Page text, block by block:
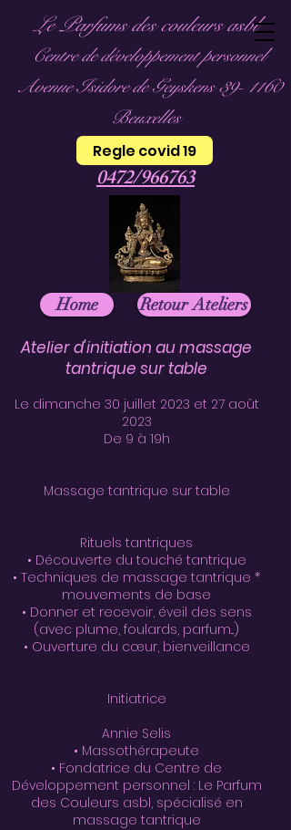
Le Parfums des couleurs asbl
Centre de développement personnel
Avenue Isidore de Geyskens 39- 1160
Beuxelles
0472/966763
Regle covid 19
Home
Retour Ateliers
Atelier d'initiation au massage
tantrique sur table
Le dimanche 30 juillet 2023 et 27 août
2023
De 9 à 19h
Massage tantrique sur table
Rituels tantriques
• Découverte du touché tantrique
• Techniques de massage tantrique *
mouvements de base
• Donner et recevoir, éveil des sens
(avec plume, foulards, parfum...)
• Ouverture du cœur, bienveillance
Initiatrice
Annie Selis
• Massothérapeute
• Fondatrice du Centre de
Développement personnel : Le Parfum
des Couleurs asbl, spécialisé en
massage tantrique